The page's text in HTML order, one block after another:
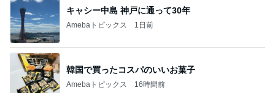
キャシー中島 神戸に通って30年
Amebaトピックス 1日前
韓国で買ったコスパのいいお菓子
Amebaトピックス 16時間前